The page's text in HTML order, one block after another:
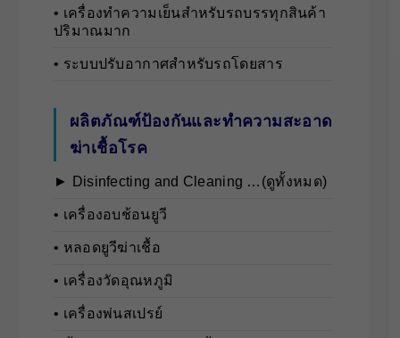
• เครื่องทำความเย็นสำหรับรถบรรทุกสินค้า
ปริมาณมาก
• ระบบปรับอากาศสำหรับรถโดยสาร
ผลิตภัณฑ์ป้องกันและทำความสะอาด
ฆ่าเชื้อโรค
► Disinfecting and Cleaning …(ดูทั้งหมด)
• เครื่องอบช้อนยูวี
• หลอดยูวีฆ่าเชื้อ
• เครื่องวัดอุณหภูมิ
• เครื่องพ่นสเปรย์